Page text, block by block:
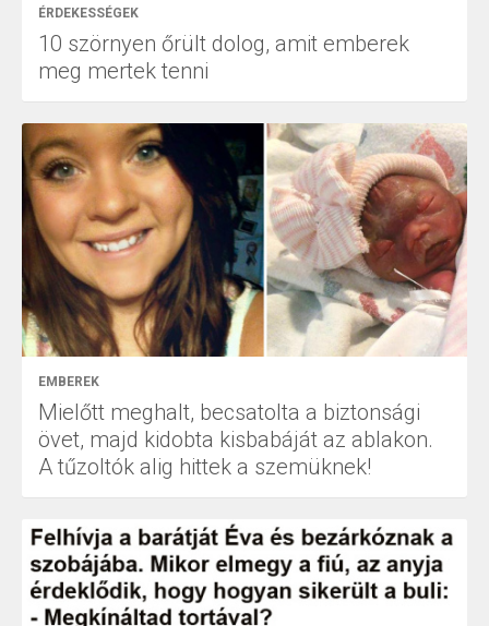
ÉRDEKESSÉGEK
10 szörnyen őrült dolog, amit emberek
meg mertek tenni
EMBEREK
Mielőtt meghalt, becsatolta a biztonsági
övet, majd kidobta kisbabáját az ablakon.
A tűzoltók alig hittek a szemüknek!